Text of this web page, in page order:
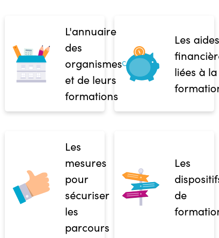
L'annuaire
des
organismes
et de leurs
formations
Les aides
liées à la
Les
mesures
pour
sécuriser
les
parcours
Les
de